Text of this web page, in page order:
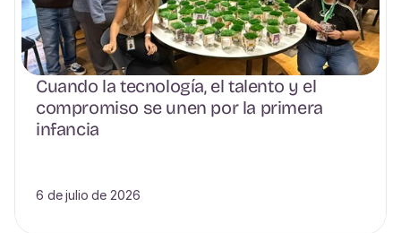
Cuando la tecnología, el talento y el
compromiso se unen por la primera
infancia
6 de julio de 2026